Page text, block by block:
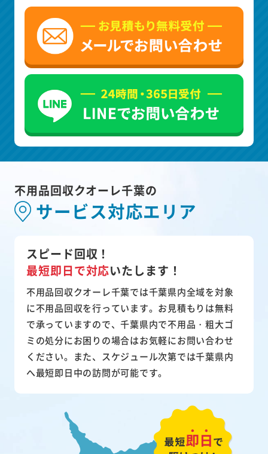
不用品回収クオーレ千葉の
サービス対応エリア
スピード回収！
最短即日で対応いたします！
不用品回収クオーレ千葉では千葉県内全域を対象
に不用品回収を行っています。お見積もりは無料
で承っていますので、千葉県内で不用品・粗大ゴ
ミの処分にお困りの場合はお気軽にお問い合わせ
ください。また、スケジュール次第では千葉県内
へ最短即日中の訪問が可能です。